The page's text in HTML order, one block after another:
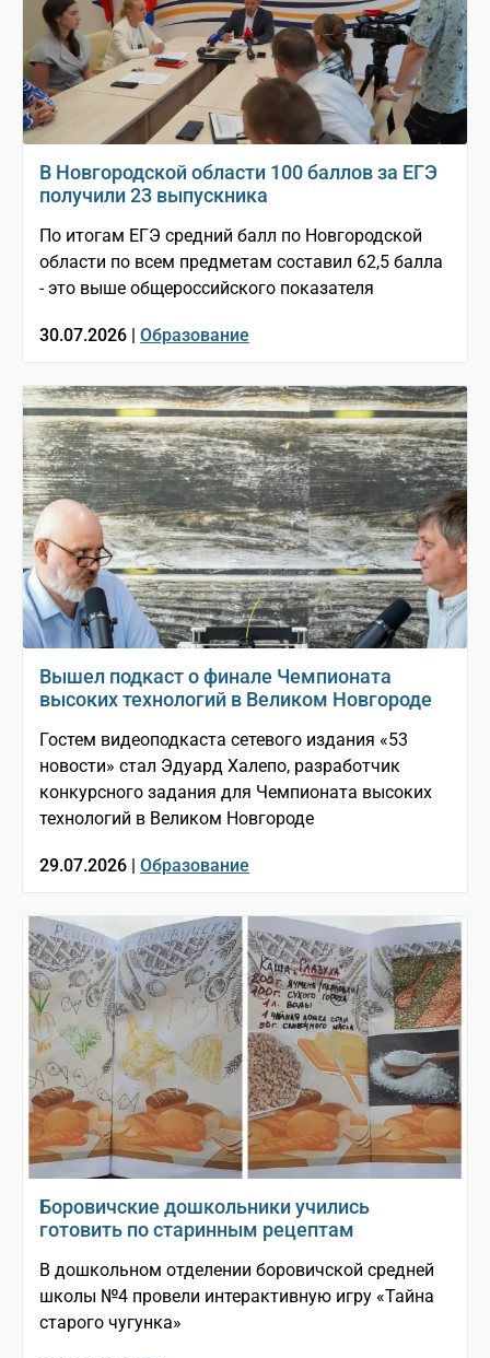
В Новгородской области 100 баллов за ЕГЭ
получили 23 выпускника
По итогам ЕГЭ средний балл по Новгородской
области по всем предметам составил 62,5 балла
- это выше общероссийского показателя
30.07.2026 | Образование
Вышел подкаст о финале Чемпионата
высоких технологий в Великом Новгороде
Гостем видеоподкаста сетевого издания «53
новости» стал Эдуард Халепо, разработчик
конкурсного задания для Чемпионата высоких
технологий в Великом Новгороде
29.07.2026 | Образование
Боровичские дошкольники учились
готовить по старинным рецептам
В дошкольном отделении боровичской средней
школы №4 провели интерактивную игру «Тайна
старого чугунка»